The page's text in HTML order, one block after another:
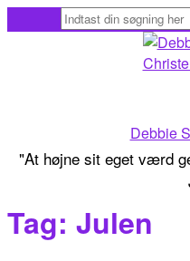
to
Debbie
"At højne sit eget værd
Tag: Julen